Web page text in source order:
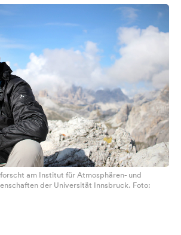
am Institut für Atmosphären- und
der Universität Innsbruck. Foto: